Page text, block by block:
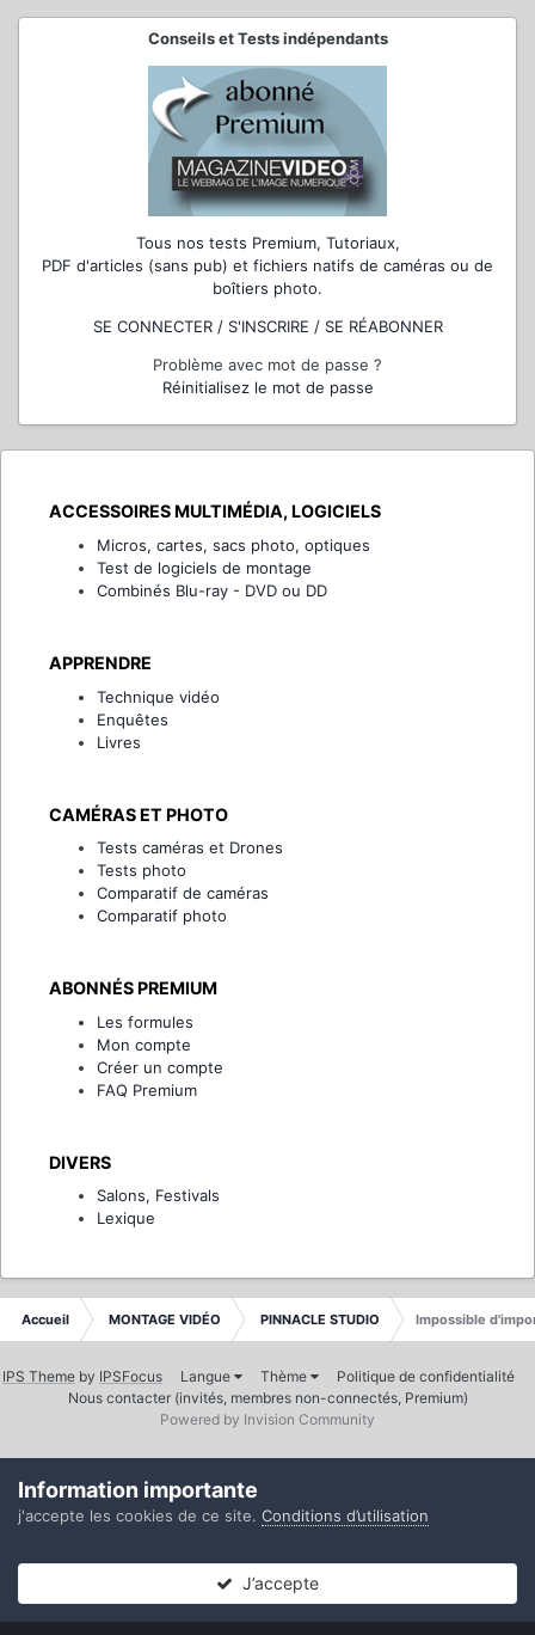
Conseils et Tests indépendants
Tous nos tests Premium, Tutoriaux,
PDF d'articles (sans pub) et fichiers natifs de caméras ou de
boîtiers photo.
SE CONNECTER / S'INSCRIRE / SE RÉABONNER
Problème avec mot de passe ?
Réinitialisez le mot de passe
ACCESSOIRES MULTIMÉDIA, LOGICIELS
Micros, cartes, sacs photo, optiques
Test de logiciels de montage
Combinés Blu-ray - DVD ou DD
APPRENDRE
Technique vidéo
Enquêtes
Livres
CAMÉRAS ET PHOTO
Tests caméras et Drones
Tests photo
Comparatif de caméras
Comparatif photo
ABONNÉS PREMIUM
Les formules
Mon compte
Créer un compte
FAQ Premium
DIVERS
Salons, Festivals
Lexique
Accueil MONTAGE VIDÉO PINNACLE STUDIO Impossible
IPS Theme by IPSFocus Langue Thème
Politique de confidentialité
Nous contacter (invités, membres non-connectés, Premium)
Powered by Invision Community
Information importante
j'accepte les cookies de ce site. Conditions d’utilisation
J’accepte